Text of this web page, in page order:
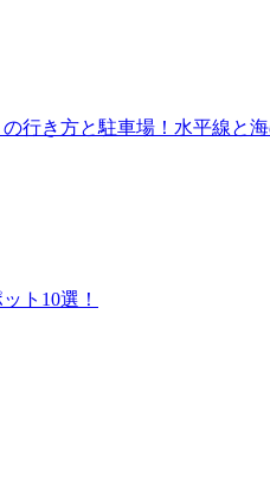
行き方と駐車場！水平線と
ト10選！